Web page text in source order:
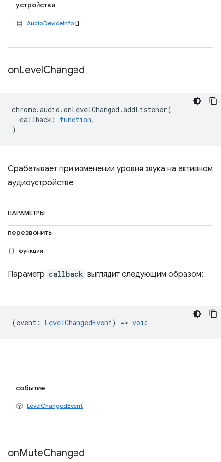
устройства
AudioDeviceInfo []
onLevelChanged
chrome.audio .onLevelChanged .addListener(
callback : function,
)
Срабатывает при изменении уровня звука на активном
аудиоустройстве.
ПАРАМЕТРЫ
перезвонить
функция
Параметр callback выглядит следующим образом:
(event : LevelChangedEvent) => void
событие
LevelChangedEvent
onMuteChanged